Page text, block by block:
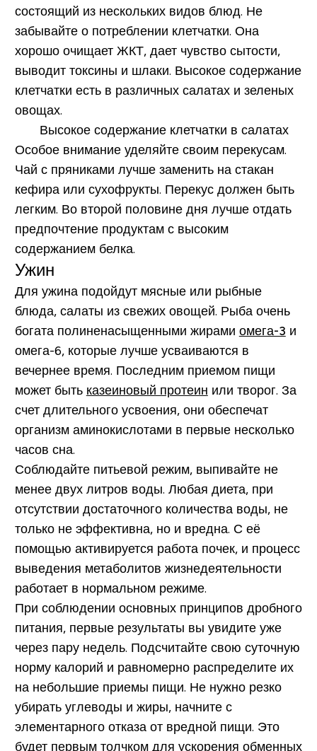
состоящий из нескольких видов блюд. Не
забывайте о потреблении клетчатки. Она
хорошо очищает ЖКТ, дает чувство сытости,
выводит токсины и шлаки. Высокое содержание
клетчатки есть в различных салатах и зеленых
овощах.
Особое внимание уделяйте своим перекусам.
Чай с пряниками лучше заменить на стакан
кефира или сухофрукты. Перекус должен быть
легким. Во второй половине дня лучше отдать
предпочтение продуктам с высоким
содержанием белка.
Ужин
Для ужина подойдут мясные или рыбные
блюда, салаты из свежих овощей. Рыба очень
богата полиненасыщенными жирами омега-3 и
омега-6, которые лучше усваиваются в
вечернее время. Последним приемом пищи
может быть казеиновый протеин или творог. За
счет длительного усвоения, они обеспечат
организм аминокислотами в первые несколько
часов сна.
Соблюдайте питьевой режим, выпивайте не
менее двух литров воды. Любая диета, при
отсутствии достаточного количества воды, не
только не эффективна, но и вредна. С её
помощью активируется работа почек, и процесс
выведения метаболитов жизнедеятельности
работает в нормальном режиме.
При соблюдении основных принципов дробного
питания, первые результаты вы увидите уже
через пару недель. Подсчитайте свою суточную
норму калорий и равномерно распределите их
на небольшие приемы пищи. Не нужно резко
убирать углеводы и жиры, начните с
элементарного отказа от вредной пищи. Это
будет первым толчком для ускорения обменных